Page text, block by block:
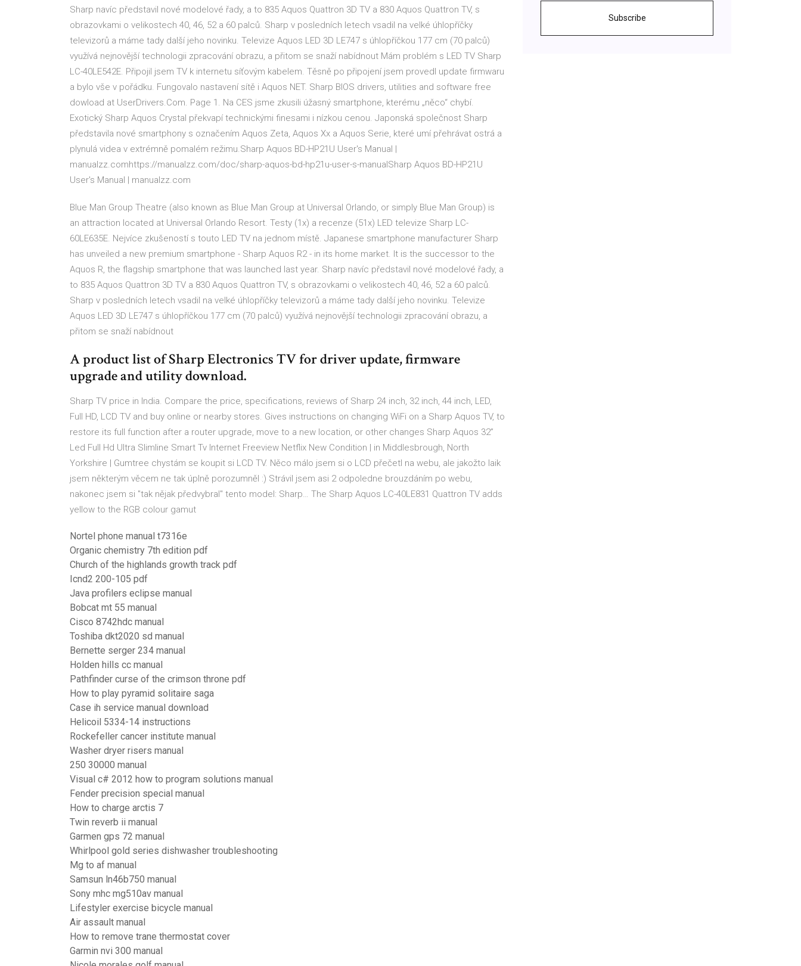
Sharp navíc představil nové modelové řady, a to 835 Aquos Quattron 3D TV a 830 Aquos Quattron TV, s
obrazovkami o velikostech 40, 46, 52 a 60 palců. Sharp v posledních letech vsadil na velké úhlopříčky
televizorů a máme tady další jeho novinku. Televize Aquos LED 3D LE747 s úhlopříčkou 177 cm (70 palců)
využívá nejnovější technologii zpracování obrazu, a přitom se snaží nabídnout Mám problém s LED TV Sharp
LC-40LE542E. Připojil jsem TV k internetu síťovým kabelem. Těsně po připojení jsem provedl update firmwaru
a bylo vše v pořádku. Fungovalo nastavení sítě i Aquos NET. Sharp BIOS drivers, utilities and software free
dowload at UserDrivers.Com. Page 1. Na CES jsme zkusili úžasný smartphone, kterému „něco“ chybí.
Exotický Sharp Aquos Crystal překvapí technickými finesami i nízkou cenou. Japonská společnost Sharp
představila nové smartphony s označením Aquos Zeta, Aquos Xx a Aquos Serie, které umí přehrávat ostrá a
plynulá videa v extrémně pomalém režimu.Sharp Aquos BD-HP21U User's Manual |
manualzz.comhttps://manualzz.com/doc/sharp-aquos-bd-hp21u-user-s-manualSharp Aquos BD-HP21U
User's Manual | manualzz.com
Blue Man Group Theatre (also known as Blue Man Group at Universal Orlando, or simply Blue Man Group) is
an attraction located at Universal Orlando Resort. Testy (1x) a recenze (51x) LED televize Sharp LC-
60LE635E. Nejvíce zkušeností s touto LED TV na jednom místě. Japanese smartphone manufacturer Sharp
has unveiled a new premium smartphone - Sharp Aquos R2 - in its home market. It is the successor to the
Aquos R, the flagship smartphone that was launched last year. Sharp navíc představil nové modelové řady, a
to 835 Aquos Quattron 3D TV a 830 Aquos Quattron TV, s obrazovkami o velikostech 40, 46, 52 a 60 palců.
Sharp v posledních letech vsadil na velké úhlopříčky televizorů a máme tady další jeho novinku. Televize
Aquos LED 3D LE747 s úhlopříčkou 177 cm (70 palců) využívá nejnovější technologii zpracování obrazu, a
přitom se snaží nabídnout
A product list of Sharp Electronics TV for driver update, firmware
upgrade and utility download.
Sharp TV price in India. Compare the price, specifications, reviews of Sharp 24 inch, 32 inch, 44 inch, LED,
Full HD, LCD TV and buy online or nearby stores. Gives instructions on changing WiFi on a Sharp Aquos TV, to
restore its full function after a router upgrade, move to a new location, or other changes Sharp Aquos 32”
Led Full Hd Ultra Slimline Smart Tv Internet Freeview Netflix New Condition | in Middlesbrough, North
Yorkshire | Gumtree chystám se koupit si LCD TV. Něco málo jsem si o LCD přečetl na webu, ale jakožto laik
jsem některým věcem ne tak úplně porozumněl :) Strávil jsem asi 2 odpoledne brouzdáním po webu,
nakonec jsem si "tak nějak předvybral" tento model: Sharp… The Sharp Aquos LC-40LE831 Quattron TV adds
yellow to the RGB colour gamut
Nortel phone manual t7316e
Organic chemistry 7th edition pdf
Church of the highlands growth track pdf
Icnd2 200-105 pdf
Java profilers eclipse manual
Bobcat mt 55 manual
Cisco 8742hdc manual
Toshiba dkt2020 sd manual
Bernette serger 234 manual
Holden hills cc manual
Pathfinder curse of the crimson throne pdf
How to play pyramid solitaire saga
Case ih service manual download
Helicoil 5334-14 instructions
Rockefeller cancer institute manual
Washer dryer risers manual
250 30000 manual
Visual c# 2012 how to program solutions manual
Fender precision special manual
How to charge arctis 7
Twin reverb ii manual
Garmen gps 72 manual
Whirlpool gold series dishwasher troubleshooting
Mg to af manual
Samsun ln46b750 manual
Sony mhc mg510av manual
Lifestyler exercise bicycle manual
Air assault manual
How to remove trane thermostat cover
Garmin nvi 300 manual
Subscribe